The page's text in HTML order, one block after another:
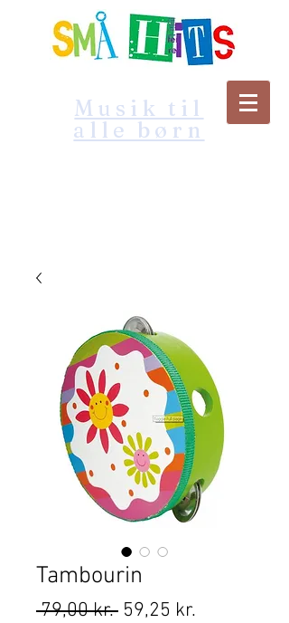
Musik til
alle børn
Tambourin
79,00 kr. Regulær
59,25 kr.